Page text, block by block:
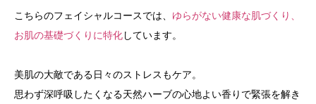
こちらのフェイシャルコースでは、 ゆらがない健康な肌づくり、
お肌の基礎づくりに特化 しています。
美肌の大敵である日々のストレスもケア。
思わず深呼吸したくなる天然ハーブの心地よい香りで緊張を解き